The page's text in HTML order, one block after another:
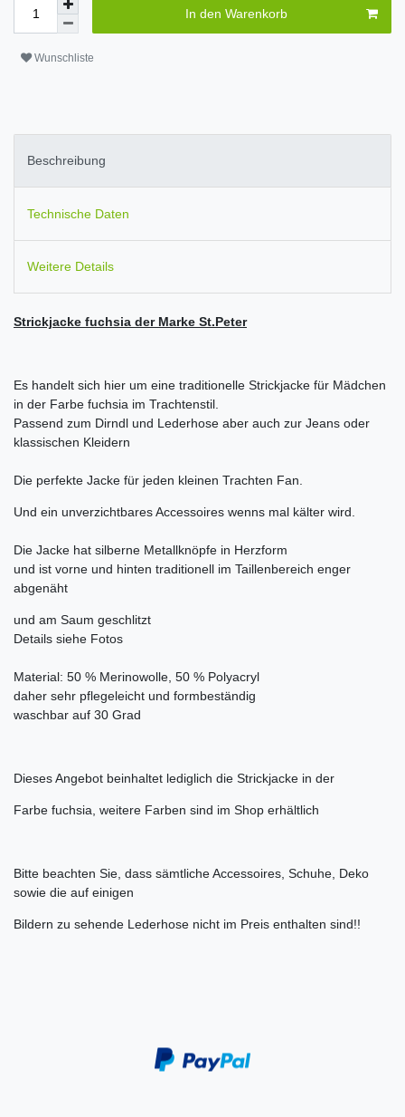
In den Warenkorb
Wunschliste
Beschreibung
Technische Daten
Weitere Details
Strickjacke fuchsia der Marke St.Peter
Es handelt sich hier um eine traditionelle Strickjacke für Mädchen
in der Farbe fuchsia im Trachtenstil.
Passend zum Dirndl und Lederhose aber auch zur Jeans oder
klassischen Kleidern
Die perfekte Jacke für jeden kleinen Trachten Fan.
Und ein unverzichtbares Accessoires wenns mal kälter wird.
Die Jacke hat silberne Metallknöpfe in Herzform
und ist vorne und hinten traditionell im Taillenbereich enger
abgenäht
und am Saum geschlitzt
Details siehe Fotos
Material: 50 % Merinowolle, 50 % Polyacryl
daher sehr pflegeleicht und formbeständig
waschbar auf 30 Grad
Dieses Angebot beinhaltet lediglich die Strickjacke in der
Farbe fuchsia, weitere Farben sind im Shop erhältlich
Bitte beachten Sie, dass sämtliche Accessoires, Schuhe, Deko
sowie die auf einigen
Bildern zu sehende Lederhose nicht im Preis enthalten sind!!